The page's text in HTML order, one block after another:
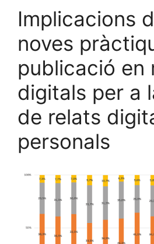
b
o
o
k
k
y
dI
n
Implicacions
noves
publicació en
digitals per a
de relats
personals